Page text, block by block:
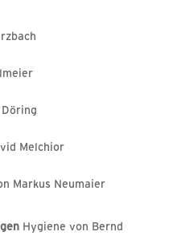
Melchior
Markus Neumaier
Hygiene von Bernd